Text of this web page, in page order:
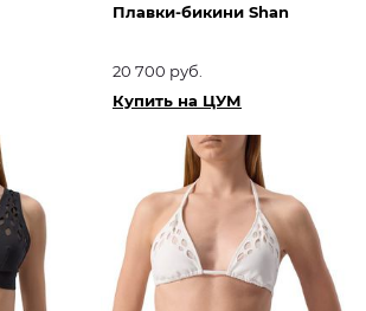
Плавки-бикини Shan
20 700 руб.
Купить на ЦУМ